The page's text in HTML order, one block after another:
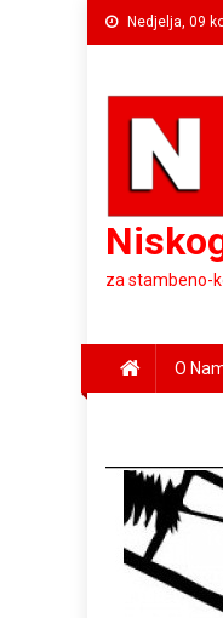
Preskočite
na
Nedjelja, 09
za stambeno-
O